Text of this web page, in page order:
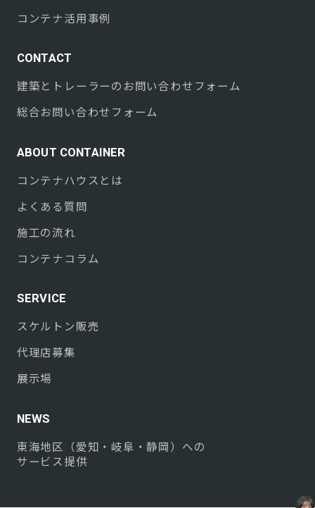
コンテナ活用事例
CONTACT
建築とトレーラーのお問い合わせフォーム
総合お問い合わせフォーム
ABOUT CONTAINER
コンテナハウスとは
よくある質問
施工の流れ
コンテナコラム
SERVICE
スケルトン販売
代理店募集
展示場
NEWS
東海地区（愛知・岐阜・静岡）への
サービス提供